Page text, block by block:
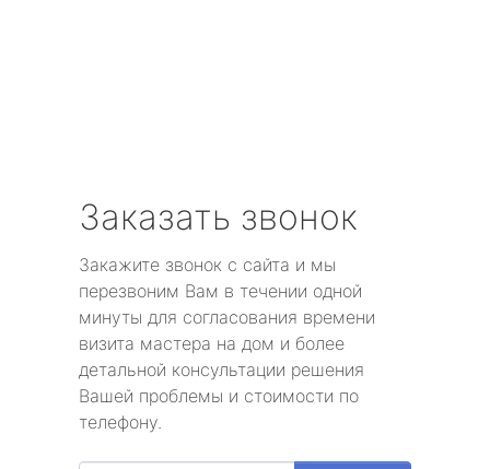
Заказать звонок
Закажите звонок с сайта и мы
перезвоним Вам в течении одной
минуты для согласования времени
визита мастера на дом и более
детальной консультации решения
Вашей проблемы и стоимости по
телефону.